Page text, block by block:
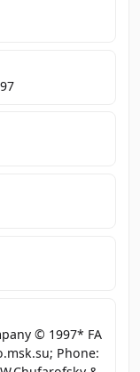
© 1997* FA
Phone: